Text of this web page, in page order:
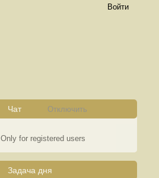
Войти
Чат Отключить
Only for registered users
Задача дня